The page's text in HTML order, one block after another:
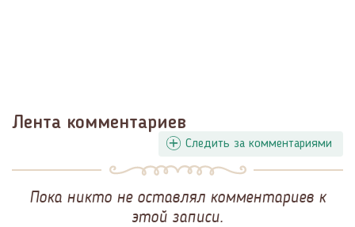
Лента комментариев
Следить за комментариями
Пока никто не оставлял комментариев к
этой записи.